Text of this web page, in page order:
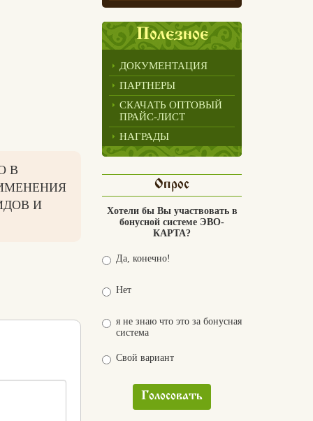
Полезное
ДОКУМЕНТАЦИЯ
ПАРТНЕРЫ
СКАЧАТЬ ОПТОВЫЙ
ПРАЙС-ЛИСТ
НАГРАДЫ
Опрос
Хотели бы Вы участвовать в
бонусной системе ЭВО-
КАРТА?
Да, конечно!
Нет
я не знаю что это за бонусная
система
Свой вариант
Голосовать
В
И